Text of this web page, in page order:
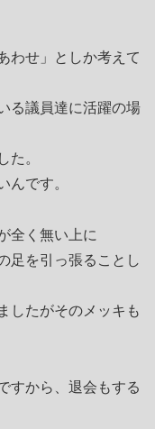
わせ」としか考えて
る議員達に活躍の場
た。
んです。
全く無い上に
足を引っ張ることし
したがそのメッキも
すから、退会もする